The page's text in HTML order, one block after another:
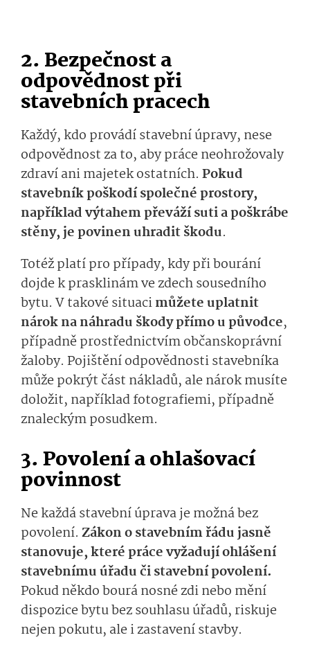
2. Bezpečnost a
odpovědnost při
stavebních pracech
Každý, kdo provádí stavební úpravy, nese
odpovědnost za to, aby práce neohrožovaly
zdraví ani majetek ostatních. Pokud
stavebník poškodí společné prostory,
například výtahem převáží suti a poškrábe
stěny, je povinen uhradit škodu.
Totéž platí pro případy, kdy při bourání
dojde k prasklinám ve zdech sousedního
bytu. V takové situacimůžete uplatnit
nárok na náhradu škody přímo u původce,
případně prostřednictvím občanskoprávní
žaloby. Pojištění odpovědnosti stavebníka
může pokrýt část nákladů, ale nárok musíte
doložit, například fotografiemi, případně
znaleckým posudkem.
3. Povolení a ohlašovací
povinnost
Ne každá stavební úprava je možná bez
povolení. Zákon o stavebním řádu jasně
stanovuje, které práce vyžadují ohlášení
stavebnímu úřadu či stavební povolení.
Pokud někdo bourá nosné zdi nebo mění
dispozice bytu bez souhlasu úřadů, riskuje
nejen pokutu, ale i zastavení stavby.